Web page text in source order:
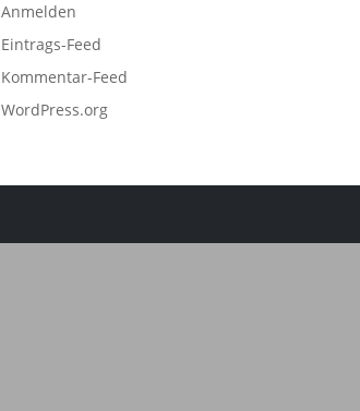
Anmelden
Eintrags-Feed
Kommentar-Feed
WordPress.org